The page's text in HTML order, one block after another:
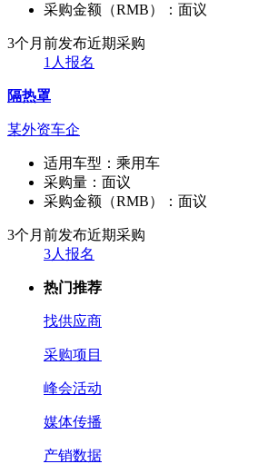
采购金额（RMB）： 面议
3个月前发布近期采购
1人报名
隔热罩
某外资车企
适用车型： 乘用车
采购量： 面议
采购金额（RMB）： 面议
3个月前发布近期采购
3人报名
热门推荐
找供应商
采购项目
峰会活动
媒体传播
产销数据